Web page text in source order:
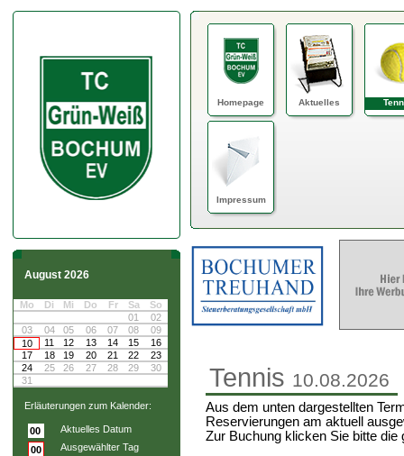
August 2026
Mo Di Mi Do Fr Sa
So
01
02
03
04 05 06 07 08
09
10
11 12 13 14 15
16
17
18 19 20 21 22
23
24
25 26 27 28 29
30
31
Erläuterungen zum Kalender:
00
Aktuelles Datum
00
Ausgewählter Tag
Homepage Aktuelles
Impressum
Tennis 10.08.2026
Aus dem unten dargestellten
Reservierungen am aktuell
Zur Buchung klicken Sie bitte die